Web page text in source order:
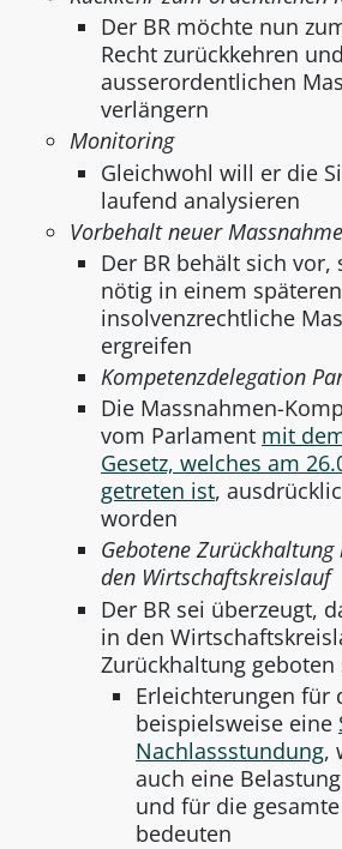
Der BR möchte nun
Recht zurückkehren
ausserordentlichen
verlängern
Monitoring
Gleichwohl will er die
laufend analysieren
Vorbehalt neuer
Der BR behält sich
nötig in einem
insolvenzrechtliche
ergreifen
Kompetenzdelegation
Die Massnahmen-
vom Parlament mit
Gesetz, welches am
getreten ist,
worden
Gebotene
den Wirtschaftskreislauf
Der BR sei überzeugt,
in den
Zurückhaltung geboten
Erleichterungen für
beispielsweise eine
Nachlassstundung,
auch eine
und für die
bedeuten